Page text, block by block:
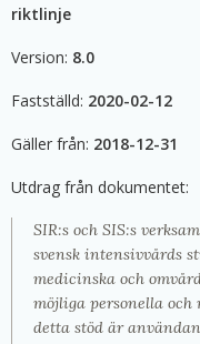
riktlinje
Version: 8.0
Fastställd: 2020-02-12
Gäller från: 2018-12-31
Utdrag från dokumentet:
SIR:s och SIS:s
svensk intensivvårds
medicinska och
möjliga personella och
detta stöd är